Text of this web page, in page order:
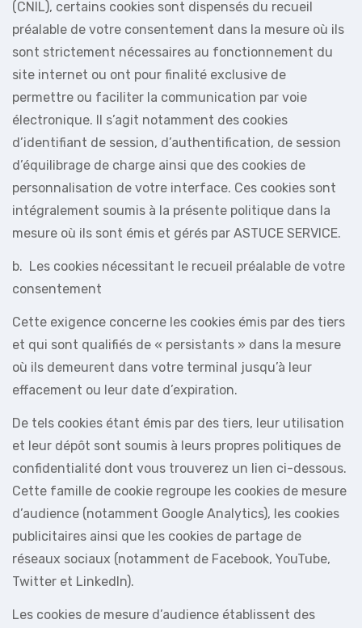
(CNIL), certains cookies sont dispensés du recueil
préalable de votre consentement dans la mesure où ils
sont strictement nécessaires au fonctionnement du
site internet ou ont pour finalité exclusive de
permettre ou faciliter la communication par voie
électronique. Il s’agit notamment des cookies
d’identifiant de session, d’authentification, de session
d’équilibrage de charge ainsi que des cookies de
personnalisation de votre interface. Ces cookies sont
intégralement soumis à la présente politique dans la
mesure où ils sont émis et gérés par ASTUCE SERVICE.
b. Les cookies nécessitant le recueil préalable de votre
consentement
Cette exigence concerne les cookies émis par des tiers
et qui sont qualifiés de « persistants » dans la mesure
où ils demeurent dans votre terminal jusqu’à leur
effacement ou leur date d’expiration.
De tels cookies étant émis par des tiers, leur utilisation
et leur dépôt sont soumis à leurs propres politiques de
confidentialité dont vous trouverez un lien ci-dessous.
Cette famille de cookie regroupe les cookies de mesure
d’audience (notamment Google Analytics), les cookies
publicitaires ainsi que les cookies de partage de
réseaux sociaux (notamment de Facebook, YouTube,
Twitter et LinkedIn).
Les cookies de mesure d’audience établissent des